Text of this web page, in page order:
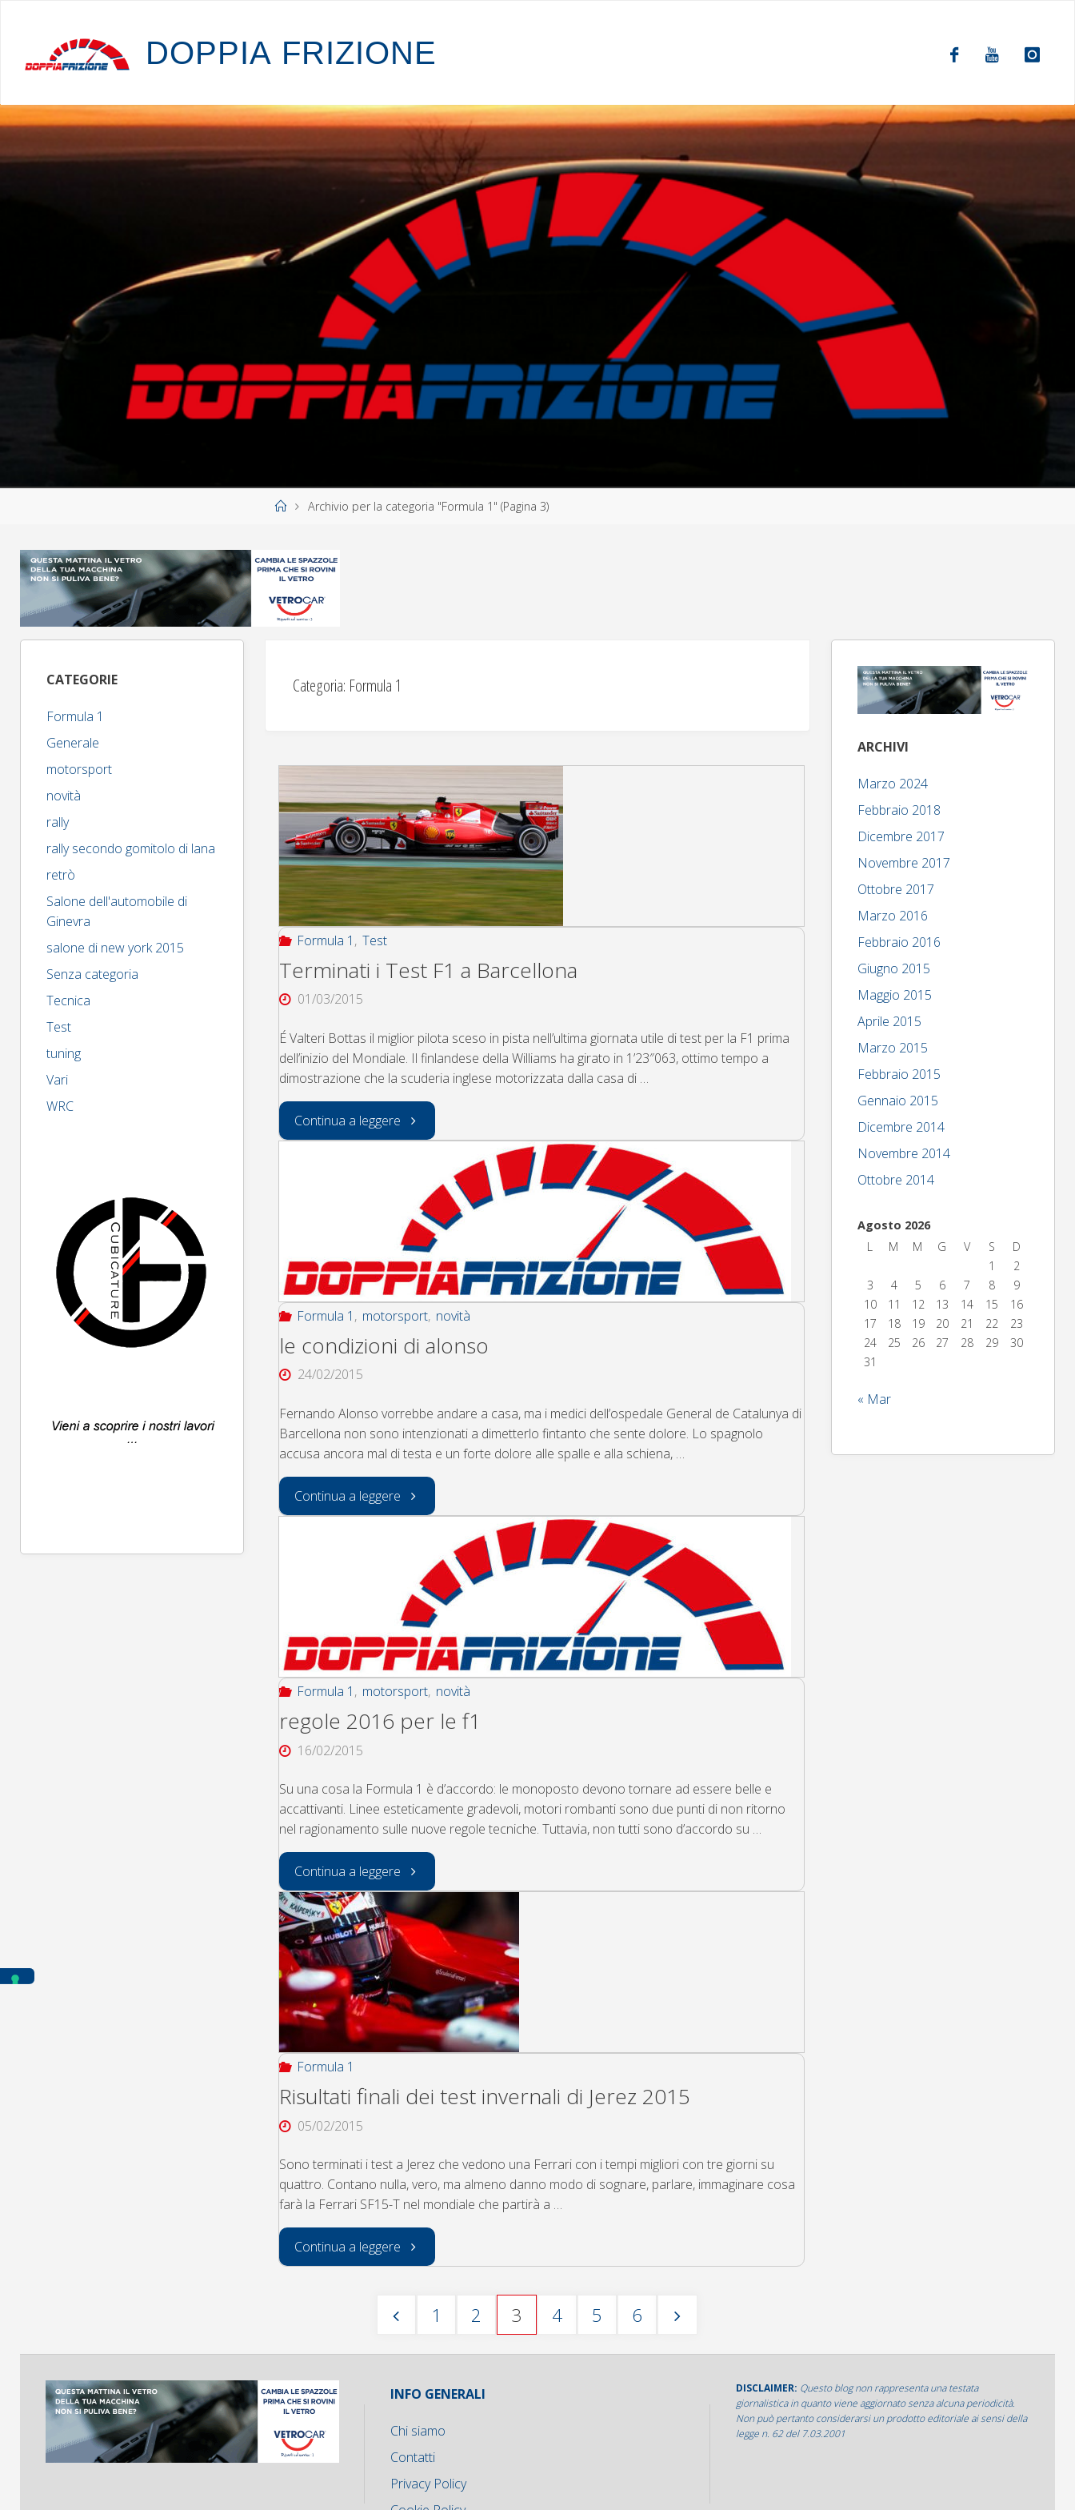
DOPPIA FRIZIONE
HomeArchivio per la categoria "Formula 1" (Pagina 3)
Categoria: Formula 1
Formula 1 , Test
Terminati i Test F1 a Barcellona
01/03/2015
É Valteri Bottas il miglior pilota sceso in pista nell’ultima giornata utile di test per la F1 prima
dell’inizio del Mondiale. Il finlandese della Williams ha girato in 1’23″063, ottimo tempo a
dimostrazione che la scuderia inglese motorizzata dalla casa di …
Continua a leggere"Terminati
F1
a
Barcellona"
Formula 1 , motorsport, novità
le condizioni di alonso
24/02/2015
Fernando Alonso vorrebbe andare a casa, ma i medici dell’ospedale General de Catalunya di
Barcellona non sono intenzionati a dimetterlo fintanto che sente dolore. Lo spagnolo
accusa ancora mal di testa e un forte dolore alle spalle e alla schiena, …
Continua a leggere"le
alonso"
Formula 1 , motorsport, novità
regole 2016 per le f1
16/02/2015
Su una cosa la Formula 1 è d’accordo: le monoposto devono tornare ad essere belle e
accattivanti. Linee esteticamente gradevoli, motori rombanti sono due punti di non ritorno
nel ragionamento sulle nuove regole tecniche. Tuttavia, non tutti sono d’accordo su …
Continua a leggere"regole
2016
per
le
f1"
Formula 1
Risultati finali dei test invernali di Jerez 2015
05/02/2015
Sono terminati i test a Jerez che vedono una Ferrari con i tempi migliori con tre giorni su
quattro. Contano nulla, vero, ma almeno danno modo di sognare, parlare, immaginare cosa
farà la Ferrari SF15-T nel mondiale che partirà a …
Continua a leggere"Risultati
invernali
di
Jerez
Paginazione
degli
articoli
1 2 3 4 5 6
CATEGORIE
Formula 1
Generale
motorsport
novità
rally
rally secondo gomitolo di lana
retrò
Salone dell'automobile di
Ginevra
salone di new york 2015
Senza categoria
Tecnica
Test
tuning
Vari
WRC
ARCHIVI
Marzo 2024
Febbraio 2018
Dicembre 2017
Novembre 2017
Ottobre 2017
Marzo 2016
Febbraio 2016
Giugno 2015
Maggio 2015
Aprile 2015
Marzo 2015
Febbraio 2015
Gennaio 2015
Dicembre 2014
Novembre 2014
Ottobre 2014
Agosto 2026
L
M M G V S
D
1
2
3
4 5 6 7 8
9
10
11 12 13 14 15
16
17
18 19 20 21 22
23
24
25 26 27 28 29
30
31
« Mar
INFO GENERALI
Chi siamo
Contatti
Privacy Policy
DISCLAIMER: Questo blog non rappresenta una testata
giornalistica in quanto viene aggiornato senza alcuna periodicità.
Non può pertanto considerarsi un prodotto editoriale ai sensi della
legge n. 62 del 7.03.2001